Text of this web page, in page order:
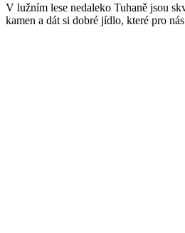
V lužním lese nedaleko Tuhaně jsou
kamen a dát si dobré jídlo, které pro